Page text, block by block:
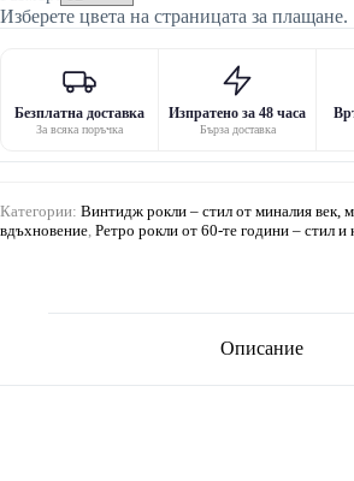
Изберете цвета на страницата за плащане.
Безплатна доставка
За всяка поръчка
Изпратено за 48 часа
Бърза доставка
Категории: Винтидж рокли – стил от миналия век,
вдъхновение Ретро рокли от 60-те години – стил и
Описание